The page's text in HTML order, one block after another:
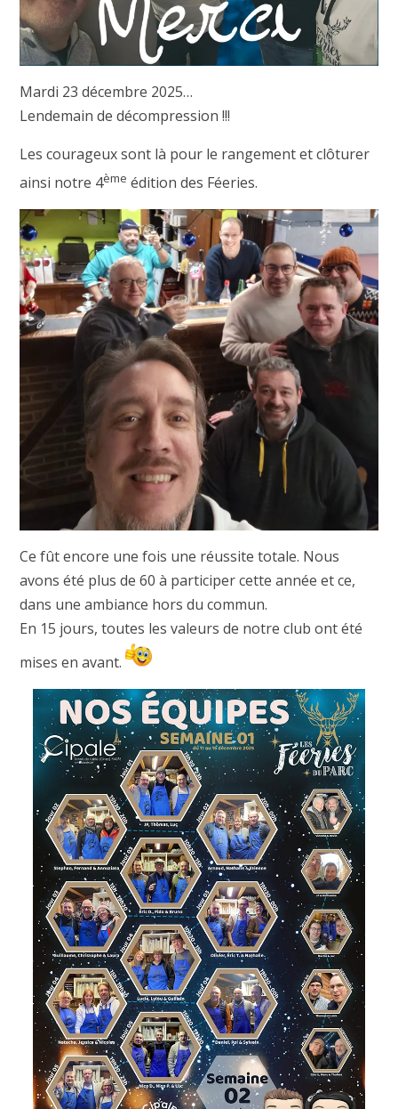
Mardi 23 décembre 2025…
Lendemain de décompression !!!
Les courageux sont là pour le rangement et clôturer
ainsi notre 4ème édition des Féeries.
Ce fût encore une fois une réussite totale. Nous
avons été plus de 60 à participer cette année et ce,
dans une ambiance hors du commun.
En 15 jours, toutes les valeurs de notre club ont été
mises en avant.